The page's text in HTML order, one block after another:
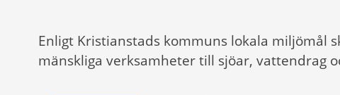
Enligt Kristianstads kommuns lokala miljömål
mänskliga verksamheter till sjöar, vattendrag